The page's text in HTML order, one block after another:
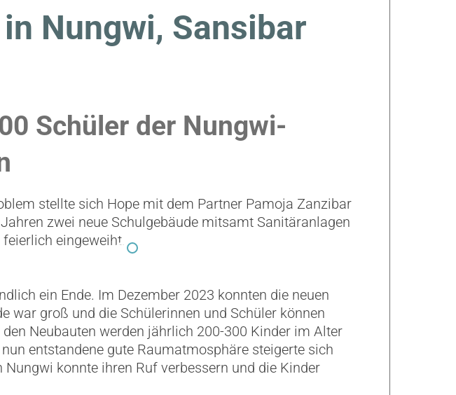
Nungwi, Sansibar
Schüler der Nungwi-
stellte sich Hope mit dem Partner Pamoja Zanzibar
zwei neue Schulgebäude mitsamt Sanitäranlagen
eingeweiht.
ein Ende. Im Dezember 2023 konnten die neuen
war groß und die Schülerinnen und Schüler können
Neubauten werden jährlich 200-300 Kinder im Alter
entstandene gute Raumatmosphäre steigerte sich
konnte ihren Ruf verbessern und die Kinder